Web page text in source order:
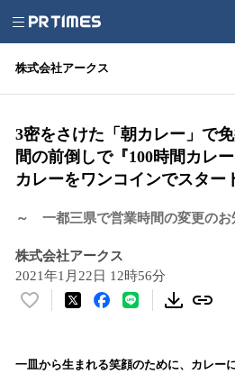
株式会社アークス
3密をさけた「朝カレー」で
間の前倒しで『100時間カレ
カレーをワンコインでスター
～ 一都三県で営業時間の変更の
株式会社アークス
2021年1月22日 12時56分
い
！
一皿から生まれる笑顔のために、カレー